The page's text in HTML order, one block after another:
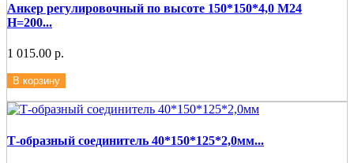
Анкер регулировочный по высоте 150*150*4,0 М24
Н=200...
1 015.00 р.
В корзину
Т-образный соединитель 40*150*125*2,0мм...